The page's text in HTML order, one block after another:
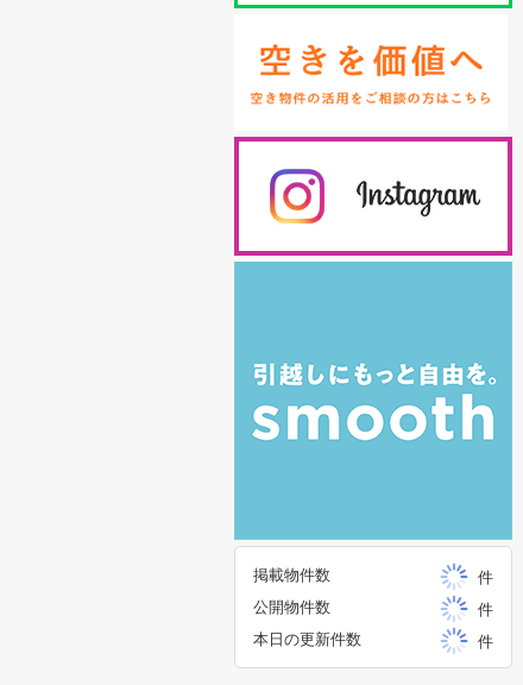
掲載物件数
件
公開物件数
件
本日の更新件数
件